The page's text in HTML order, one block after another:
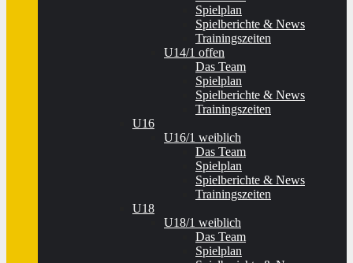
Spielplan
Spielberichte & News
Trainingszeiten
U14/1 offen
Das Team
Spielplan
Spielberichte & News
Trainingszeiten
U16
U16/1 weiblich
Das Team
Spielplan
Spielberichte & News
Trainingszeiten
U18
U18/1 weiblich
Das Team
Spielplan